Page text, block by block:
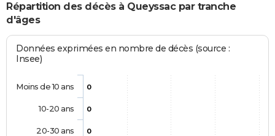
Répartition des décès à Queyssac par tranche
d'âges
Données exprimées en nombre de décès (source :
Insee)
0
0
0
Moins de 10 ans
10-20 ans
20-30 ans